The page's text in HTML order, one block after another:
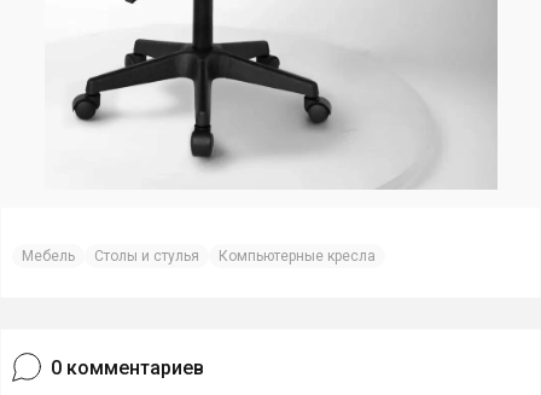
Мебель Столы и стулья Компьютерные кресла
0 комментариев